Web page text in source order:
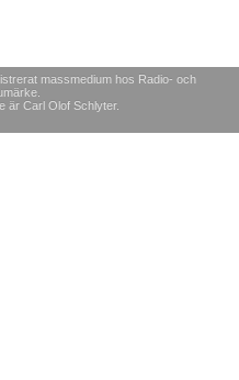
massmedium hos Radio- och
är Carl Olof Schlyter.